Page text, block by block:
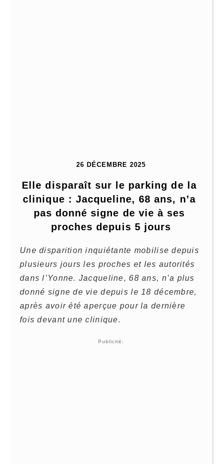
26 DÉCEMBRE 2025
Elle disparaît sur le parking de la
clinique : Jacqueline, 68 ans, n’a
pas donné signe de vie à ses
proches depuis 5 jours
Une disparition inquiétante mobilise depuis
plusieurs jours les proches et les autorités
dans l’Yonne. Jacqueline, 68 ans, n’a plus
donné signe de vie depuis le 18 décembre,
après avoir été aperçue pour la dernière
fois devant une clinique.
Publicité: